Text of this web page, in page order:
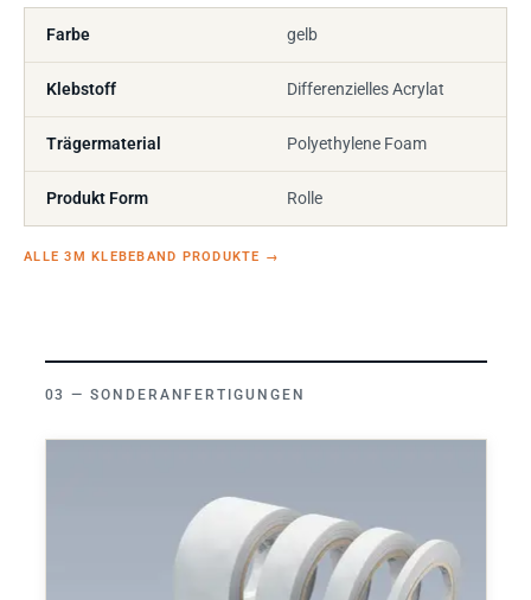
Farbe gelb
Klebstoff Differenzielles Acrylat
Trägermaterial Polyethylene Foam
Produkt Form Rolle
ALLE 3M KLEBEBAND PRODUKTE →
SONDERANFERTIGUNGEN